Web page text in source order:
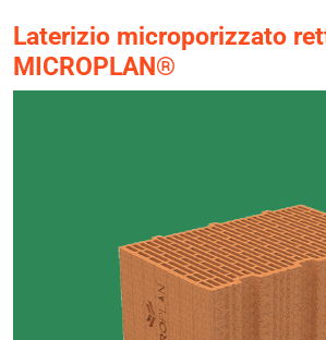
Laterizio microporizzato
MICROPLAN®